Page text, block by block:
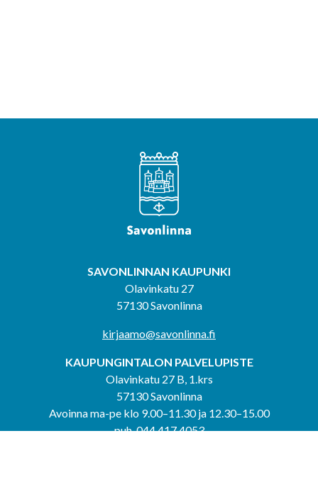
SAVONLINNAN KAUPUNKI
Olavinkatu 27
57130 Savonlinna
kirjaamo@savonlinna.fi
KAUPUNGINTALON PALVELUPISTE
Olavinkatu 27 B, 1.krs
57130 Savonlinna
Avoinna ma-pe klo 9.00–11.30 ja 12.30–15.00
puh. 044 417 4053